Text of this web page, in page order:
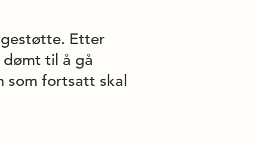
Etter
til å gå
som fortsatt skal